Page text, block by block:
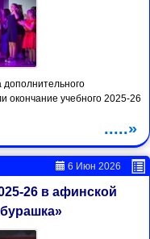
дополнительного
окончание учебного 2025-26
.....»
6 Июн 2026
26 в афинской